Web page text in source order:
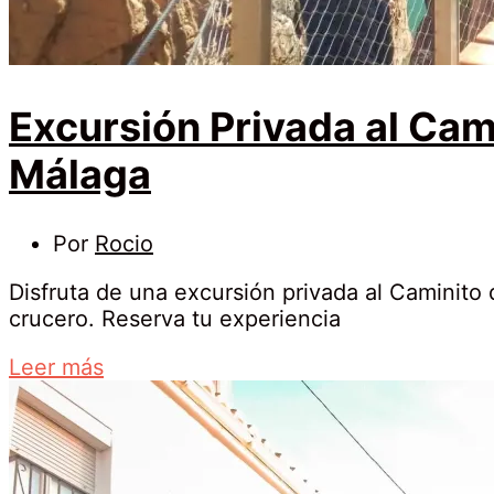
2026-
05-
21T17:49:07+02:00
Excursión Privada al
Málaga
13
2026
Por Rocio
Excursión
Privada
al
Caminito
Disfruta de una excursión privada al
crucero. Reserva tu experiencia
Leer másabout
interesting
article
to